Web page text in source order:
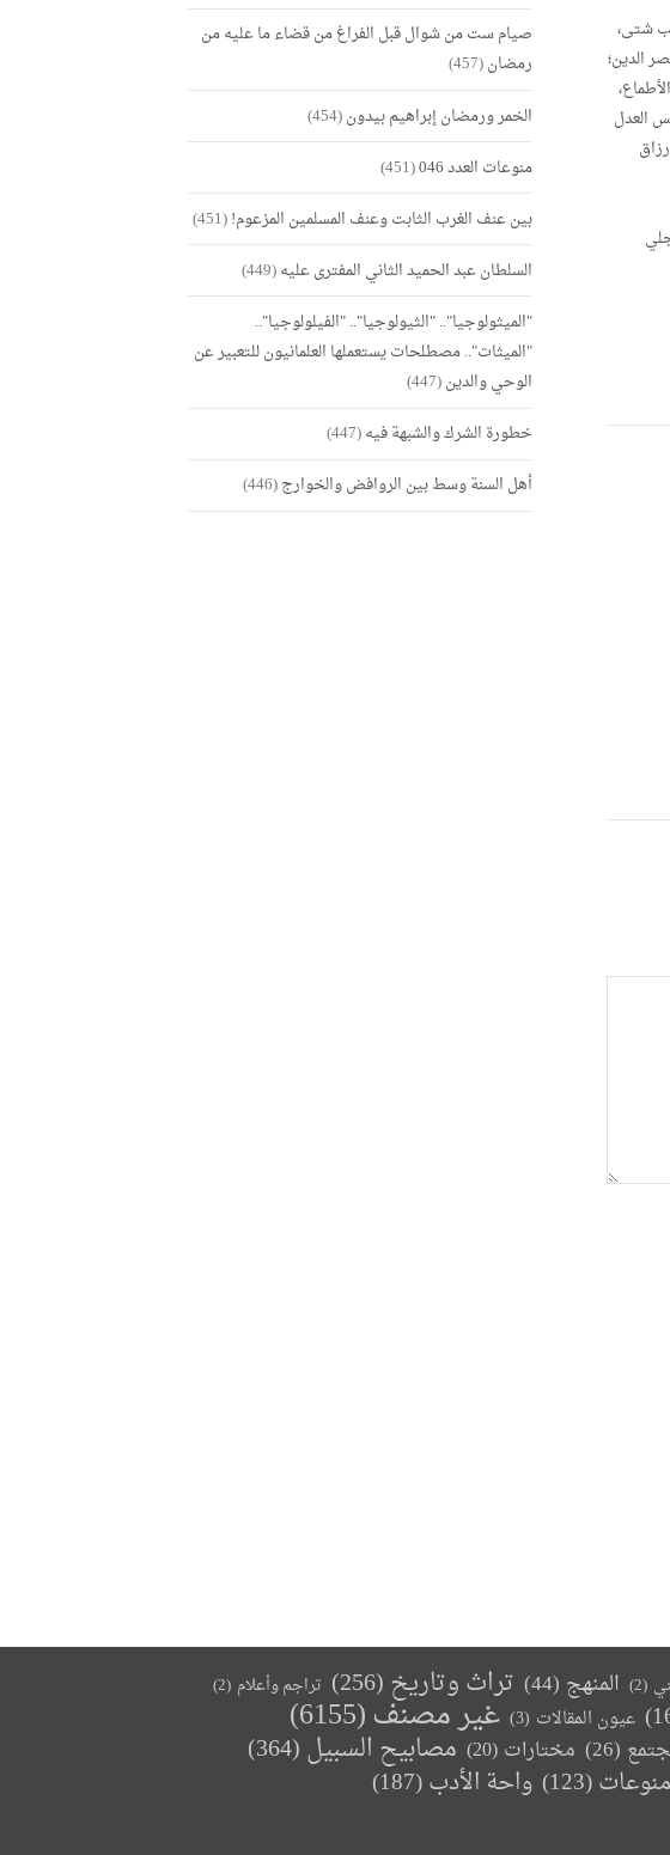
شتى،
الدين؛
العدل
صيام ست من شوال قبل الفراغ من قضاء ما عليه من
رمضان(457)
الخمر ورمضان إبراهيم بيدون(454)
منوعات العدد 046
(451)
بين عنف الغرب الثابت وعنف المسلمين المزعوم!(451)
السلطان عبد الحميد الثاني المفترى عليه(449)
"الميثولوجيا".. "الثيولوجيا".. "الفيلولوجيا"..
"الميثات".. مصطلحات يستعملها العلمانيون للتعبير عن
الوحي والدين(447)
خطورة الشرك والشبهة فيه(447)
أهل السنة وسط بين الروافض والخوارج(446)
(2) المنهج (44) تراث وتاريخ(256) تراجم وأعلام (2)
عيون المقالات (3) غير مصنف(6155)
(26) مختارات (20) مصابيح السبيل(364)
منوعات(123) واحة الأدب(187)